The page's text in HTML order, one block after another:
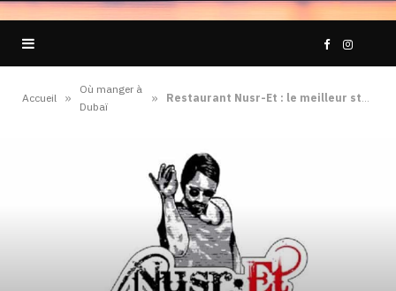
F I
Accueil »
Où manger à
Dubaï
» Restaurant Nusr-Et : le meilleur steak house de Dubaï